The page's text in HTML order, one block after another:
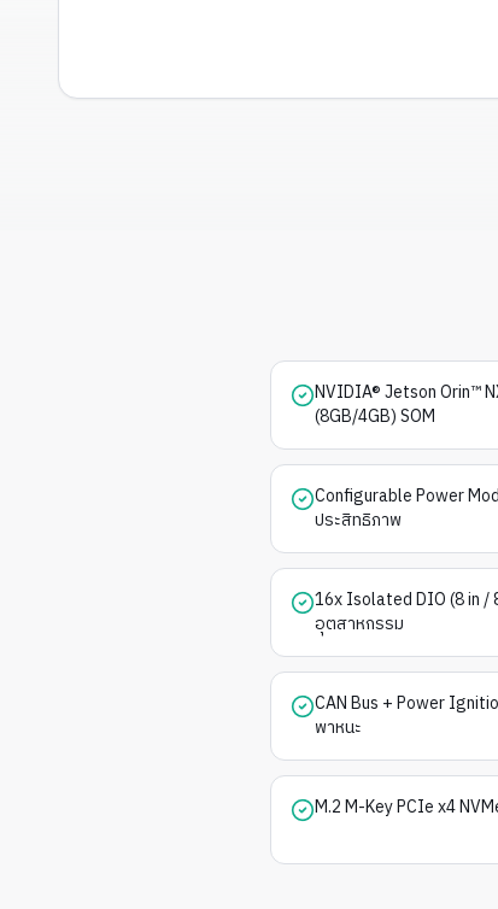
NVIDIA® Jetson Orin™
(8GB/4GB) SOM
Configurable Power
ประสิทธิภาพ
16x Isolated DIO (8 in /
อุตสาหกรรม
CAN Bus + Power
พาหนะ
M.2 M-Key PCIe x4